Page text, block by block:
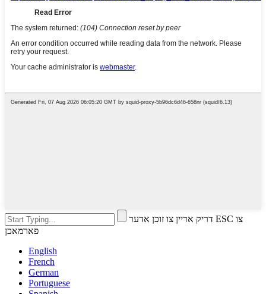
דריק אריין צו זוכן אדער ESC צו
פארמאכן
English
French
German
Portuguese